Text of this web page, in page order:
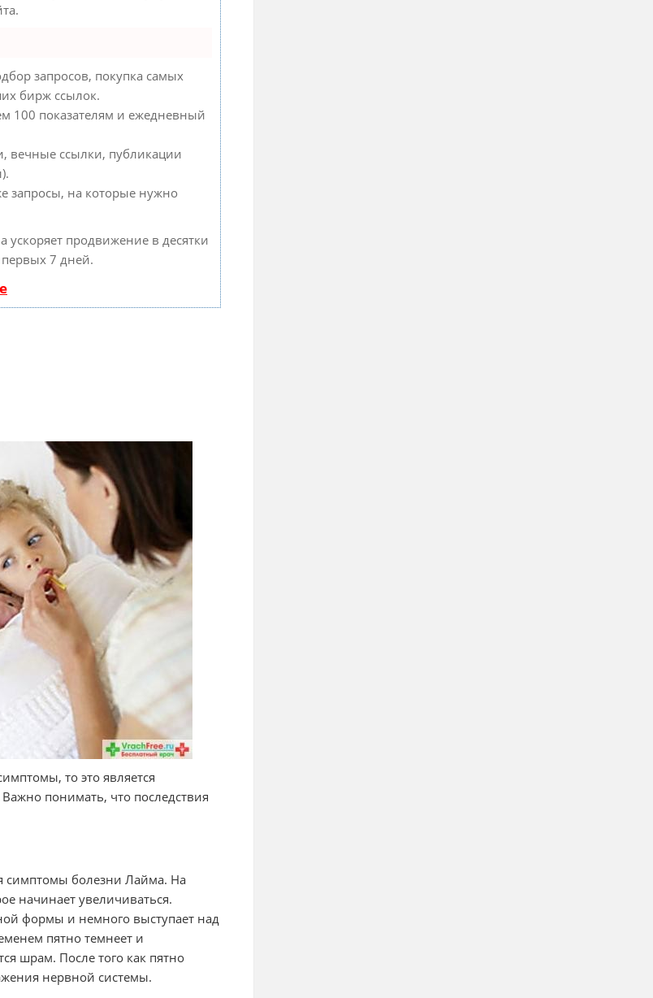
запросов, покупка самых
бирж ссылок.
100 показателям и ежедневный
вечные ссылки, публикации
запросы, на которые нужно
ускоряет продвижение в десятки
первых 7 дней.
то это является
понимать, что последствия
симптомы болезни Лайма. На
начинает увеличиваться.
формы и немного выступает над
пятно темнеет и
шрам. После того как пятно
нервной системы.